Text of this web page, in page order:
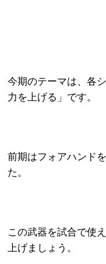
今期のテーマは、各
力を上げる」です。
前期はフォアハンド
た。
この武器を試合で使
上げましょう。